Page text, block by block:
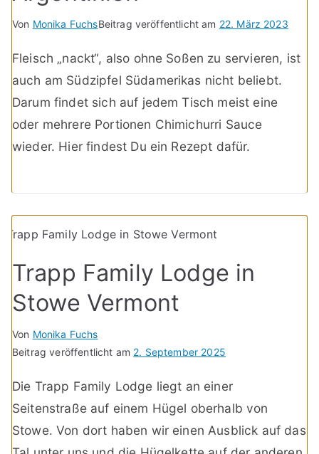
Von Monika FuchsBeitrag veröffentlicht am 22. März 2023
Fleisch „nackt“, also ohne Soßen zu servieren, ist
auch am Südzipfel Südamerikas nicht beliebt.
Darum findet sich auf jedem Tisch meist eine
oder mehrere Portionen Chimichurri Sauce
wieder. Hier findest Du ein Rezept dafür.
Trapp Family Lodge in
Stowe Vermont
Von Monika Fuchs
Beitrag veröffentlicht am 2. September 2025
Die Trapp Family Lodge liegt an einer
Seitenstraße auf einem Hügel oberhalb von
Stowe. Von dort haben wir einen Ausblick auf das